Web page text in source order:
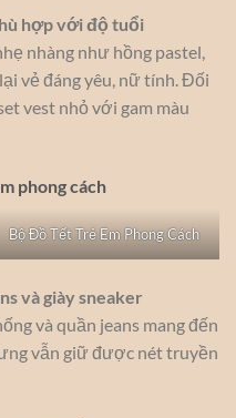
hợp với độ tuổi
nhàng như hồng pastel,
vẻ đáng yêu, nữ tính. Đối
vest nhỏ với gam màu
phong cách
Bộ Đồ Tết Trẻ Em Phong Cách
và giày sneaker
và quần jeans mang đến
vẫn giữ được nét truyền